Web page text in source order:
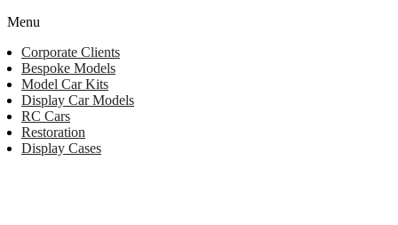
Menu
Corporate Clients
Bespoke Models
Model Car Kits
Display Car Models
RC Cars
Restoration
Display Cases